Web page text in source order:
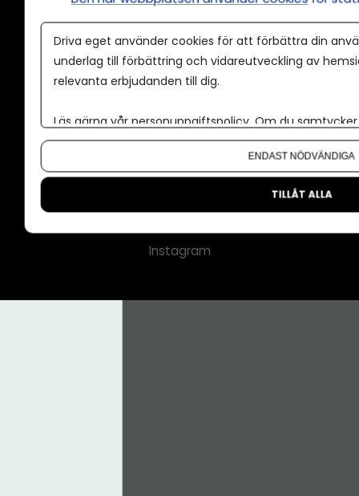
Annonspolicy
Tillgänglighet
Kontakt
Nyhetsbrev
CMS för medier
Instagram
Driva eget använder cookies för att förbättra din
underlag till förbättring och vidareutveckling av
relevanta erbjudanden till dig.
Läs gärna vår personuppgiftspolicy. Om du
Om du vill ändra ditt val i efterhand hittar du den
ENDAST NÖDVÄNDIGA
TILLÅT ALLA